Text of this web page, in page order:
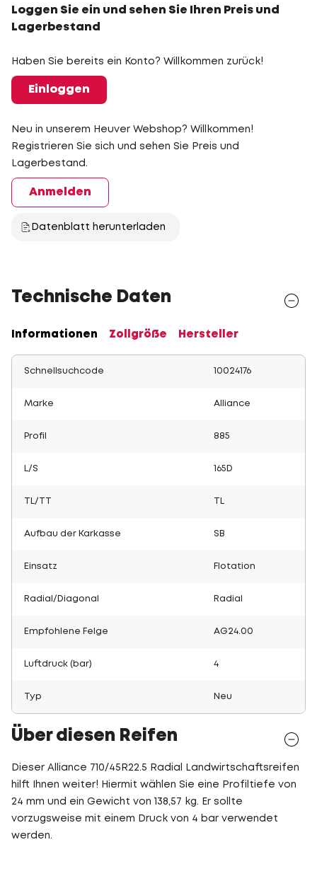
Loggen Sie ein und sehen Sie Ihren Preis und
Lagerbestand
Haben Sie bereits ein Konto? Willkommen zurück!
Einloggen
Neu in unserem Heuver Webshop? Willkommen!
Registrieren Sie sich und sehen Sie Preis und
Lagerbestand.
Anmelden
Datenblatt herunterladen
Technische Daten
Informationen Zollgröße Hersteller
Schnellsuchcode 10024176
Marke Alliance
Profil 885
L/S 165D
TL/TT
Aufbau der Karkasse SB
Einsatz Flotation
Radial/Diagonal Radial
Empfohlene Felge AG24.00
Luftdruck (bar) 4
Typ Neu
Über diesen Reifen
Dieser Alliance 710/45R22.5 Radial Landwirtschaftsreifen
hilft Ihnen weiter! Hiermit wählen Sie eine Profiltiefe von
24 mm und ein Gewicht von 138,57 kg. Er sollte
vorzugsweise mit einem Druck von 4 bar verwendet
werden.